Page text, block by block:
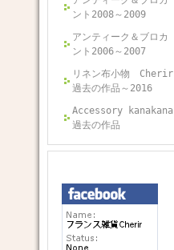
ント2008～2009
アンティーク＆ブロカ
ント2006～2007
リネン布小物 Cherir
過去の作品～2016
Accessory kanakana
過去の作品